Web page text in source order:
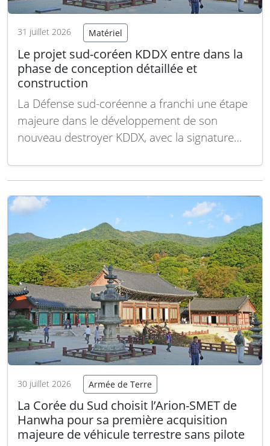
31 juillet 2026 Matériel
Le projet sud-coréen KDDX entre dans la
phase de conception détaillée et
construction
La Défense sud-coréenne a franchi une étape
majeure dans le développement de son
nouveau destroyer KDDX, avec la signature
de construction entre la DAPA et Hanwha
pour 2032, marque un tournant stratégique
dans la modernisation…
Lire la suite
30 juillet 2026 Armée de Terre
La Corée du Sud choisit l’Arion-SMET de
Hanwha pour sa première acquisition
majeure de véhicule terrestre sans pilote